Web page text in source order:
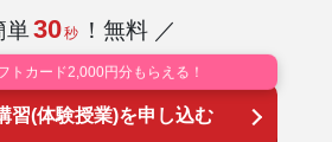
単30秒 ！無料 ／
トカード2,000円分もらえる！
習(体験授業)を申し込む